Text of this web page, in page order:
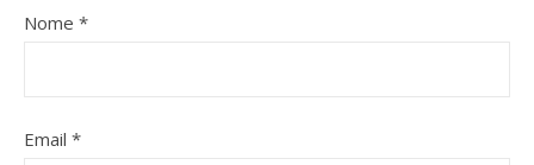
Nome *
Email *